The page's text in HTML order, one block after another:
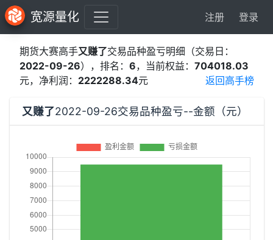
宽源量化 注册 登录
期货大赛高手又赚了交易品种盈亏明细（交易日：
2022-09-26），排名： 6，当前权益： 704018.03
元，净利润： 2222288.34元 返回高手榜
又赚了2022-09-26交易品种盈亏--金额（元）